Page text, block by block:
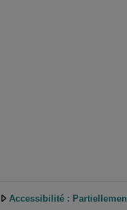
Accessibilité :